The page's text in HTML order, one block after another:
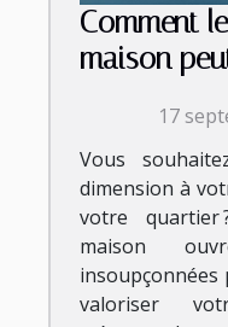
Comment
maison
17
Vous
dimension à
votre quartier
maison
insoupçonnées
valoriser